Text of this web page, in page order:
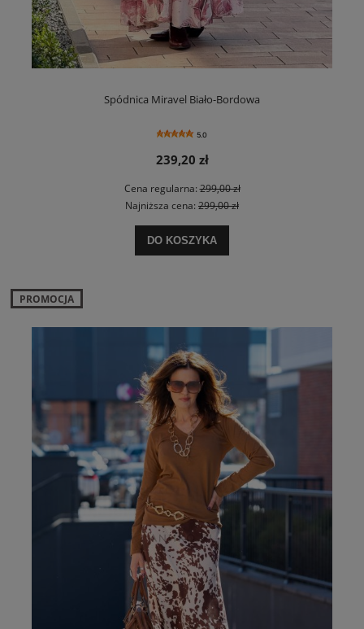
Spódnica Miravel Biało-Bordowa
5.0
239,20 zł
Cena regularna:299,00 zł
Najniższa cena: 299,00 zł
DO KOSZYKA
PROMOCJA